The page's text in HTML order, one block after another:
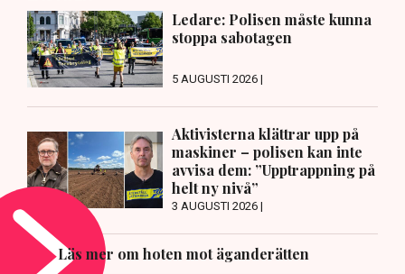
Ledare: Polisen måste kunna
stoppa sabotagen
5 AUGUSTI 2026 |
Aktivisterna klättrar upp på
maskiner – polisen kan inte
avvisa dem: ”Upptrappning på
helt ny nivå”
3 AUGUSTI 2026 |
Läs mer om hoten mot äganderätten